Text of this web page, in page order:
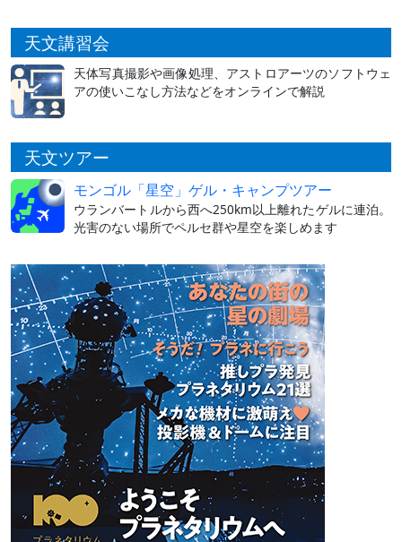
天文講習会
天体写真撮影や画像処理、アストロアーツのソフトウェ
アの使いこなし方法などをオンラインで解説
天文ツアー
モンゴル「星空」ゲル・キャンプツアー
ウランバートルから西へ250km以上離れたゲルに連泊。
光害のない場所でペルセ群や星空を楽しめます